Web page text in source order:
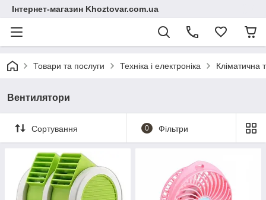
Інтернет-магазин Khoztovar.com.ua
Товари та послуги Техніка і електроніка Кліматична
Вентилятори
Сортування 0 Фільтри